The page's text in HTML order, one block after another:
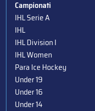
Campionati
IHL Serie A
IHL
IHL Division I
IHL Women
Para Ice Hockey
Under 19
Under 16
Under 14